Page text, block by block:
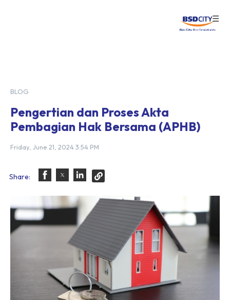
☰
BLOG
Pengertian dan Proses Akta
Pembagian Hak Bersama (APHB)
Friday, June 21, 2024 3:54 PM
Share: